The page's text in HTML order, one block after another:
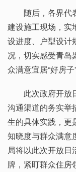
随后，各界代
建设施工现场，实
设进度、户型设计
况，切实感受青岛
众满意宜居“好房子
此次政府开放
沟通渠道的务实举
生的具体实践，更
知晓度与群众满意
局将以此次开放日
牌，紧盯群众住房